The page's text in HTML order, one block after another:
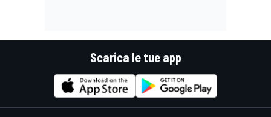
Scarica le tue app